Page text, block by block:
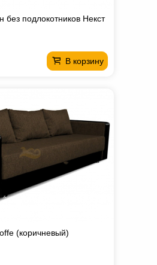
без подлокотников Некст
В корзину
(коричневый)